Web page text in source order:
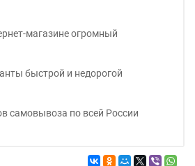
магазине огромный
быстрой и недорогой
самовывоза по всей России